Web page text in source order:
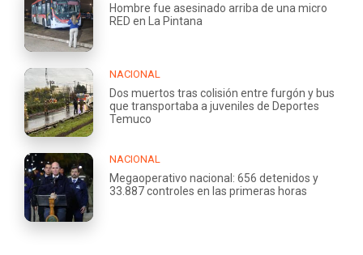
Hombre fue asesinado arriba de una micro
RED en La Pintana
NACIONAL
Dos muertos tras colisión entre furgón y bus
que transportaba a juveniles de Deportes
Temuco
NACIONAL
Megaoperativo nacional: 656 detenidos y
33.887 controles en las primeras horas